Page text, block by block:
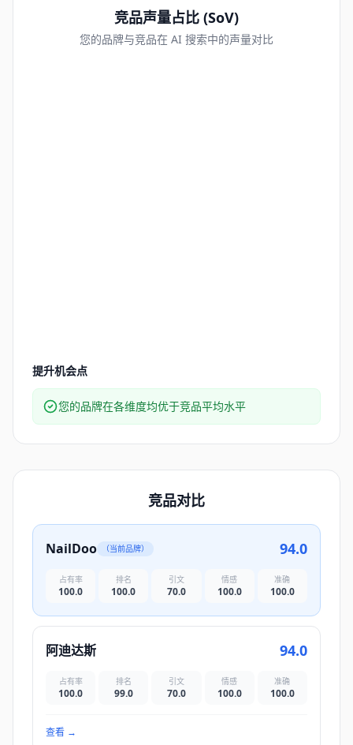
竞品声量占比 (SoV)
您的品牌与竞品在 AI 搜索中的声量对比
提升机会点
您的品牌在各维度均优于竞品平均水平
竞品对比
NailDoo （当前品牌） 94.0
占有率
100.0
排名
100.0
引文
70.0
情感
100.0
准确
100.0
阿迪达斯 94.0
占有率
100.0
排名
99.0
引文
70.0
情感
100.0
准确
100.0
查看 →